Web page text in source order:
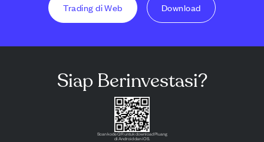
Trading di Web Download
Siap Berinvestasi?
Scan kode QR untuk download Pluang
di Android dan iOS.